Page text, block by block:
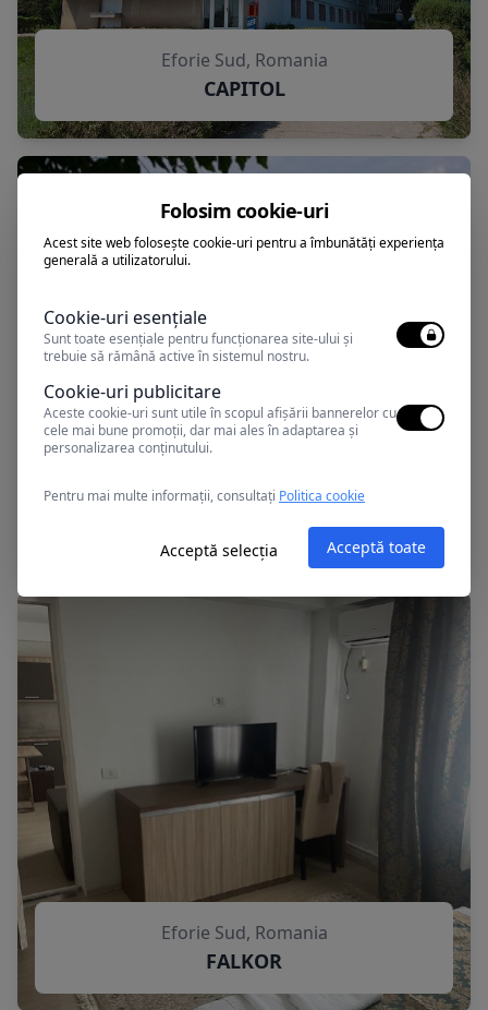
Eforie Sud, Romania
CAPITOL
Eforie Sud, Romania
Eforie Sud, Romania
FALKOR
Folosim cookie-uri
Acest site web folosește cookie-uri pentru a îmbunătăți experiența
generală a utilizatorului.
Cookie-uri esențiale
Sunt toate esențiale pentru funcționarea site-ului și
trebuie să rămână active în sistemul nostru.
Cookie-uri publicitare
Aceste cookie-uri sunt utile în scopul afișării bannerelor cu
cele mai bune promoții, dar mai ales în adaptarea și
personalizarea conținutului.
Pentru mai multe informații, consultați Politica cookie
Acceptă selecția Acceptă toate